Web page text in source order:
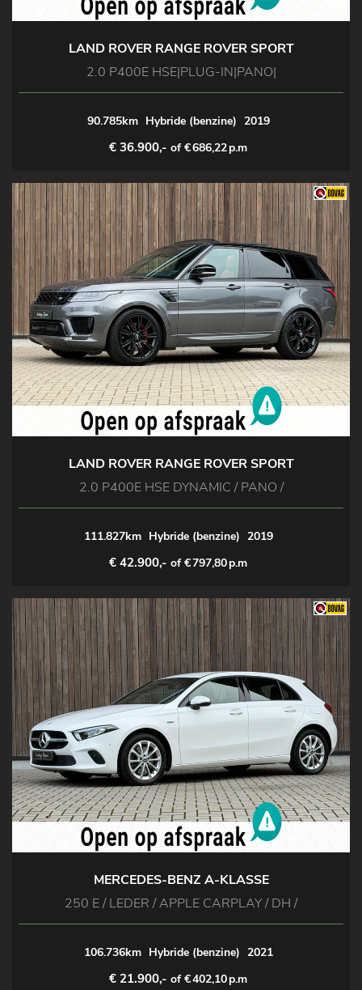
LAND ROVER RANGE ROVER SPORT
2.0 P400E HSE|PLUG-IN|PANO|
90.785km Hybride (benzine) 2019
€ 36.900,- of €686,22p.m
LAND ROVER RANGE ROVER SPORT
2.0 P400E HSE DYNAMIC / PANO /
111.827km Hybride (benzine) 2019
€ 42.900,- of €797,80p.m
MERCEDES-BENZ A-KLASSE
250 E / LEDER / APPLE CARPLAY / DH /
106.736km Hybride (benzine) 2021
€ 21.900,- of €402,10p.m